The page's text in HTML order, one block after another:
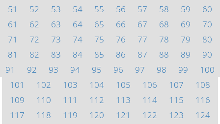
51
52 53 54 55 56 57 58 59
60
61
62 63 64 65 66 67 68 69
70
71
72 73 74 75 76 77 78 79
80
81
82 83 84 85 86 87 88 89
90
91
92 93 94 95 96 97 98 99
100
101
102 103 104 105 106 107
108
109
110 111 112 113 114 115
116
117
118 119 120 121 122 123
124